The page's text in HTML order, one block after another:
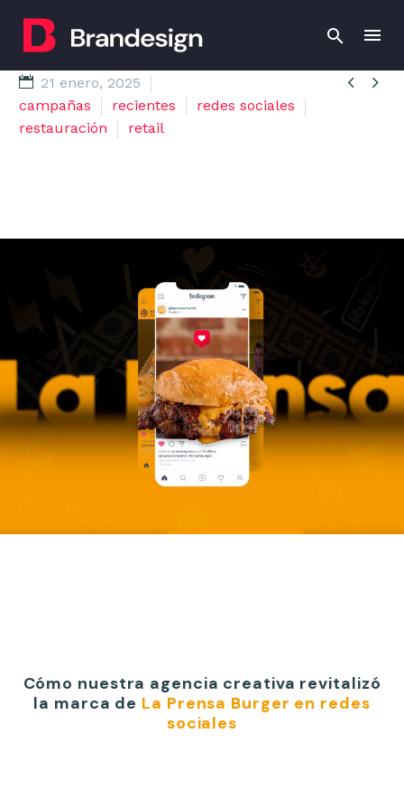
 
21 enero, 2025
campañas
recientes
redes sociales
restauración
retail
Cómo nuestra agencia creativa revitalizó
la marca de La Prensa Burger en redes
sociales